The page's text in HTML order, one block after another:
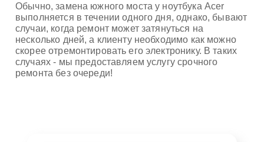
Обычно, замена южного моста у ноутбука Acer
выполняется в течении одного дня, однако, бывают
случаи, когда ремонт может затянуться на
несколько дней, а клиенту необходимо как можно
скорее отремонтировать его электронику. В таких
случаях - мы предоставляем услугу срочного
ремонта без очереди!